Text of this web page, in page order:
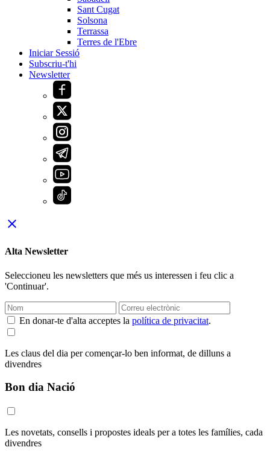
Sant Cugat
Solsona
Terrassa
Terres de l'Ebre
Iniciar Sessió
Subscriu-t'hi
Newsletter
close
Alta Newsletter
Seleccioneu les newsletters que més us interessen i feu clic a
'Continuar'.
En donar-te d'alta acceptes la política de privacitat.
Les claus del dia per començar-lo ben informat, de dilluns a
divendres
Bon dia Nació
Les novetats, consells i propostes ideals per a totes les famílies, cada
divendres